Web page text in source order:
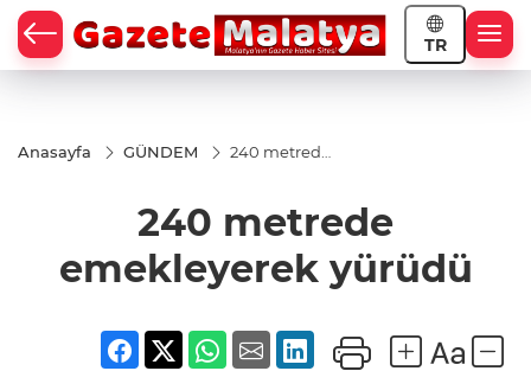
TR
Anasayfa GÜNDEM
240 metrede
240 metrede
emekleyerek yürüdü